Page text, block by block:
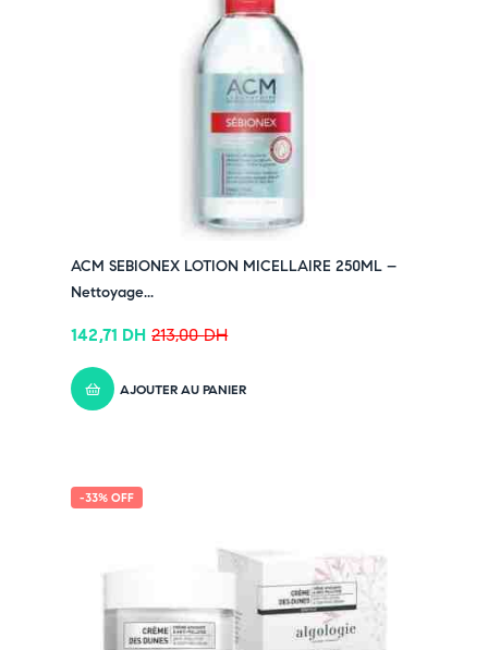
ACM SEBIONEX LOTION MICELLAIRE 250ML –
Nettoyage...
213,00DH
142,71 DH
AJOUTER AU PANIER
-33% OFF